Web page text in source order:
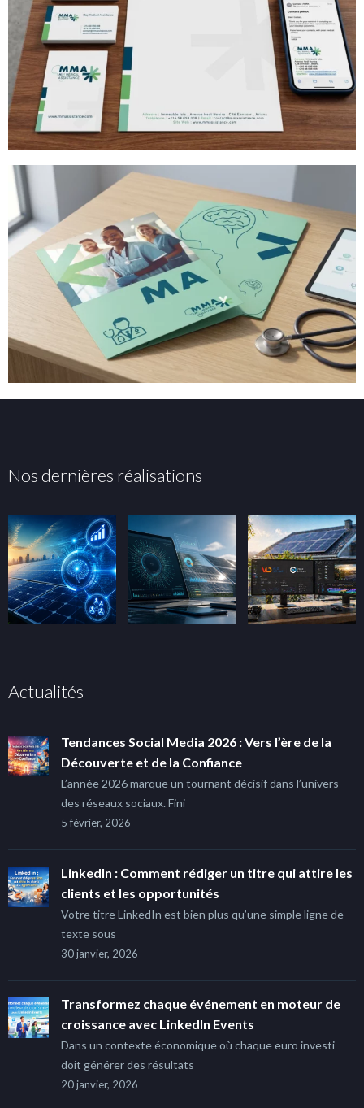
Nos dernières réalisations
Actualités
Tendances Social Media 2026 : Vers l’ère de la
Découverte et de la Confiance
L’année 2026 marque un tournant décisif dans l’univers
des réseaux sociaux. Fini
5 février, 2026
LinkedIn : Comment rédiger un titre qui attire les
clients et les opportunités
Votre titre LinkedIn est bien plus qu’une simple ligne de
texte sous
30 janvier, 2026
Transformez chaque événement en moteur de
croissance avec LinkedIn Events
Dans un contexte économique où chaque euro investi
doit générer des résultats
20 janvier, 2026